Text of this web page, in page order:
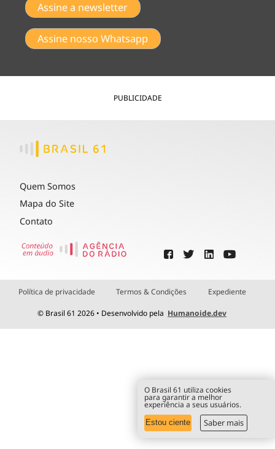
Assine a newsletter
Assine nosso Whatsapp
PUBLICIDADE
Quem Somos
Mapa do Site
Contato
Política de privacidade Termos & Condições Expediente
© Brasil 61 2026 • Desenvolvido pela Humanoide.dev
O Brasil 61 utiliza cookies
para garantir a melhor
experiência a seus usuários.
Estou ciente Saber mais